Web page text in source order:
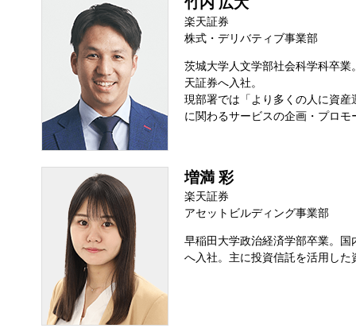
楽天証券
株式・デリバティブ事業部
茨城大学人文学部社会科学科卒
天証券へ入社。
現部署では「より多くの人に資
に関わるサービスの企画・プロモ
増満 彩
楽天証券
アセットビルディング事業部
早稲田大学政治経済学部卒業。
へ入社。主に投資信託を活用し